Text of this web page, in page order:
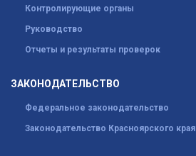
Контролирующие органы
Руководство
Отчеты и результаты проверок
ЗАКОНОДАТЕЛЬСТВО
Федеральное законодательство
Законодательство Красноярского края